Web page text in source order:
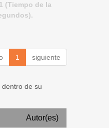
(Tiempo de la
1 siguiente
de su
Autor(es)